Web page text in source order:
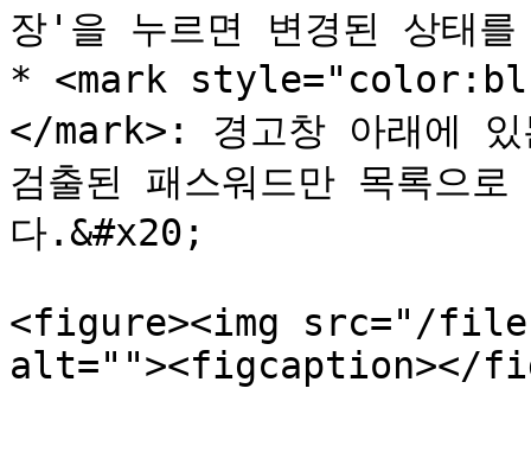
장'을 누르면 변경된 상태
* <mark
</mark>: 경고창 아래에 있
검출된 패스워드만 목록으
다.&#x20;
<figure><img src="/
alt=""><figcaption></